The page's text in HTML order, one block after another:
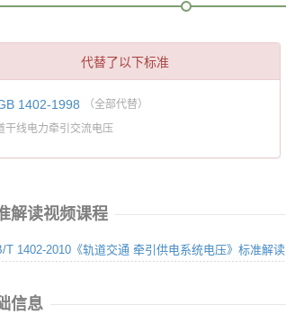
代替了以下标准
1402-1998 （全部代替）
干线电力牵引交流电压
解读视频课程
T 1402-2010《轨道交通 牵引供电系统电压》标准解读
信息